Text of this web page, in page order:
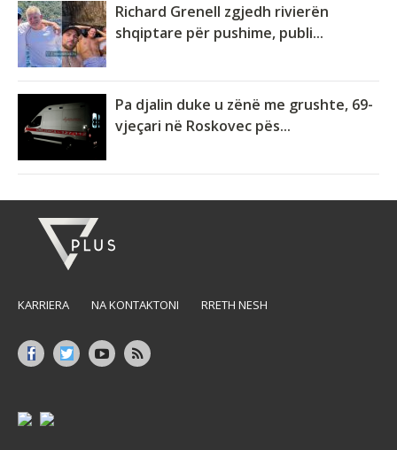
Richard Grenell zgjedh rivierën
shqiptare për pushime, publi...
Pa djalin duke u zënë me grushte, 69-
vjeçari në Roskovec pës...
KARRIERA NA KONTAKTONI RRETH NESH